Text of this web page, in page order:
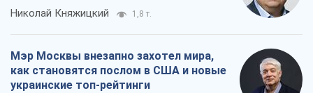
Николай Княжицкий 1,8 т.
Мэр Москвы внезапно захотел мира,
как становятся послом в США и новые
украинские топ-рейтинги